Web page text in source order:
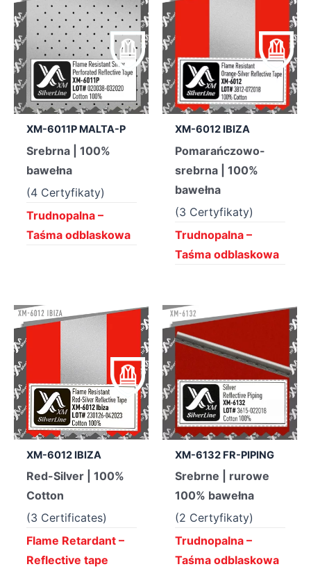
XM-6011P MALTA-P
Srebrna | 100%
bawełna
(4 Certyfikaty)
Trudnopalna –
Taśma odblaskowa
XM-6012 IBIZA
Pomarańczowo-
srebrna | 100%
bawełna
(3 Certyfikaty)
Trudnopalna –
Taśma odblaskowa
XM-6012 IBIZA
Red-Silver | 100%
Cotton
(3 Certificates)
Flame Retardant –
Reflective tape
XM-6132 FR-PIPING
Srebrne | rurowe
100% bawełna
(2 Certyfikaty)
Trudnopalna –
Taśma odblaskowa